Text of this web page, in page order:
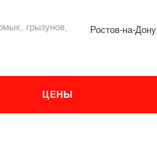
грызунов,
Ростов-на-Дону
ЦЕНЫ